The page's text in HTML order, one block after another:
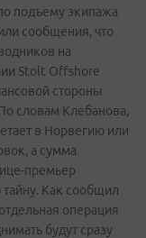
подъему экипажа
сообщения, что
на
Stolt Offshorе
стороны
словам Клебанова,
в Норвегию или
а сумма
премьер
Как сообщил
операция
будут сразу